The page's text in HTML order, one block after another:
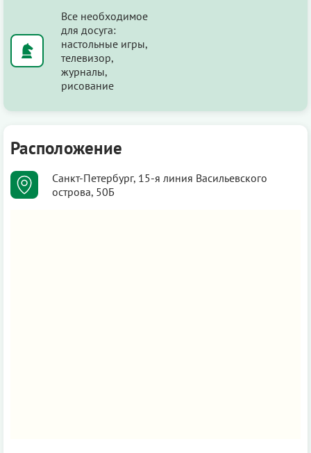
Все необходимое
для досуга:
настольные игры,
телевизор,
журналы,
рисование
Расположение
Санкт-Петербург, 15-я линия Васильевского
острова, 50Б